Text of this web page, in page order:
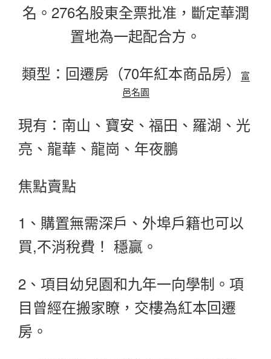
名。276名股東全票批准，斷定華潤
置地為一起配合方。
類型：回遷房（70年紅本商品房）
富
邑名園
現有：南山、寶安、福田、羅湖、光
亮、龍華、龍崗、年夜鵬
焦點賣點
1、購置無需深戶、外埠戶籍也可以
買,不消稅費！ 穩贏。
2、項目幼兒園和九年一向學制。項
目曾經在搬家瞭，交樓為紅本回遷
房。